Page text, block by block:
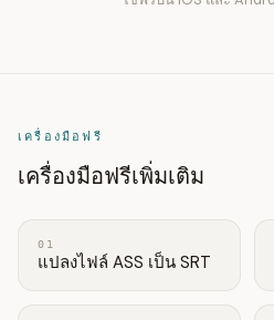
เครื่องมือฟรี
เครื่องมือฟรีเพิ่มเติม
01
แปลงไฟล์ ASS เป็น SRT